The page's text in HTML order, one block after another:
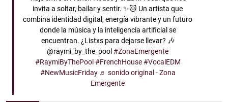
invita a soltar, bailar y sentir. ✨🐱 Un artista que
combina identidad digital, energía vibrante y un futuro
donde la música y la inteligencia artificial se
encuentran. ¿Listxs para dejarse llevar? 🎶
@raymi_by_the_pool#ZonaEmergente
#RaymiByThePool #FrenchHouse #VocalEDM
#NewMusicFriday ♬ sonido original - Zona
Emergente